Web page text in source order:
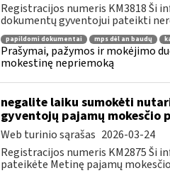
Registracijos numeris KM3818 Ši
dokumentų gyventojui pateikti
papildomi dokumentai mps dėl an baudų
Prašymai, pažymos ir mokėjimo
mokestinę nepriemoką
negalite laiku sumokėti
gyventojų pajamų mokesčio
Web turinio sąrašas 2026-03-24
Registracijos numeris KM2875 Ši
pateikėte Metinę pajamų